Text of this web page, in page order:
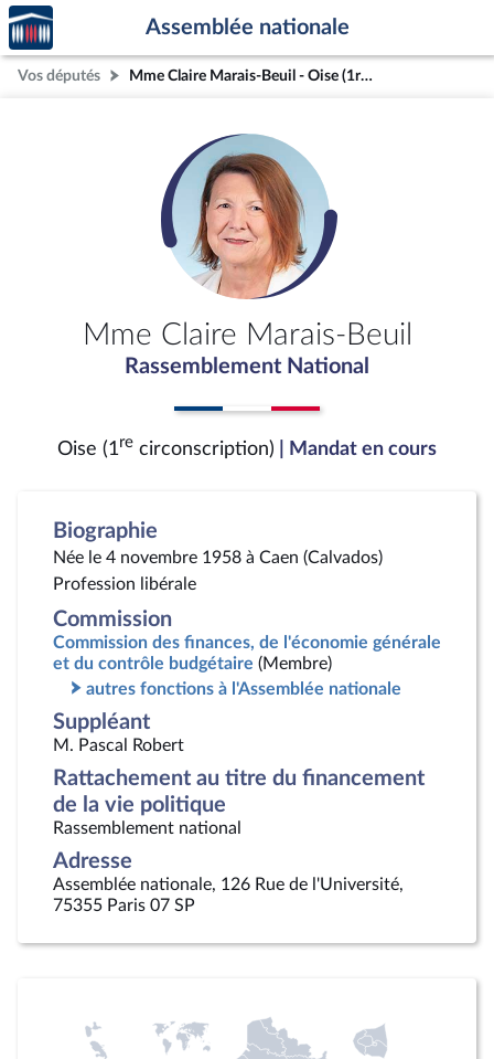
Aller au contenu
Aller en bas de la page
Accèder
à la
page
d'accueil
Assemblée nationale
Vos députés Mme Claire Marais-Beuil - Oise (1re circonscription)
Mme Claire Marais-Beuil
Rassemblement National
Oise (1re circonscription) | Mandat en cours
Biographie
Née le 4 novembre 1958 à Caen (Calvados)
Profession libérale
Commission
Commission des finances, de l'économie générale
et du contrôle budgétaire (Membre)
autres fonctions à l'Assemblée nationale
Suppléant
M. Pascal Robert
Rattachement au titre du financement
de la vie politique
Rassemblement national
Adresse
Assemblée nationale, 126 Rue de l'Université,
75355 Paris 07 SP